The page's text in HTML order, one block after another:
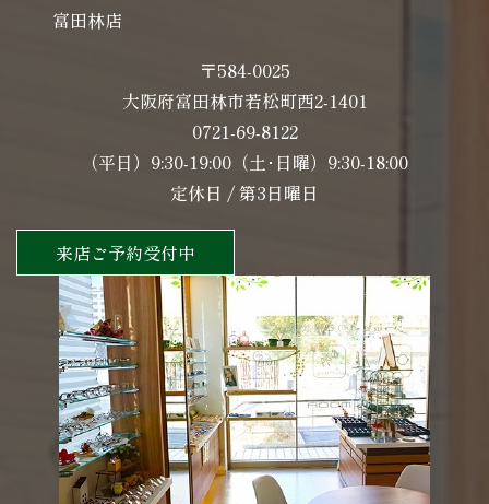
富田林店
〒584-0025
大阪府富田林市若松町西2-1401
0721-69-8122
（平日）9:30-19:00（土･日曜）9:30-18:00
定休日 / 第3日曜日
来店ご予約受付中